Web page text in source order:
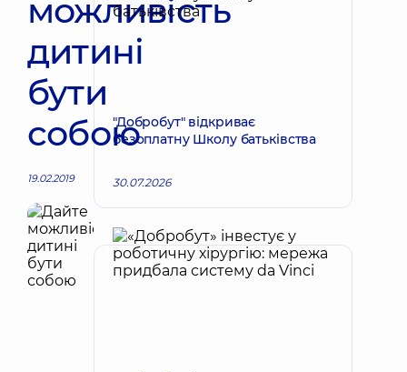
можливість
дитині
бути
собою
19.02.2019
"Добробут" відкриває
безоплатну Школу батьківства
30.07.2026